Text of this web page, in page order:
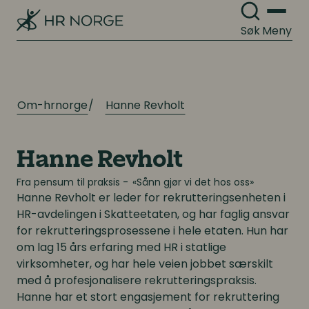
SøkMeny
Om-hrnorge Hanne Revholt
Hanne Revholt
Fra pensum til praksis - «Sånn gjør vi det hos oss»
Hanne Revholt er leder for rekrutteringsenheten i
HR-avdelingen i Skatteetaten, og har faglig ansvar
for rekrutteringsprosessene i hele etaten. Hun har
om lag 15 års erfaring med HR i statlige
virksomheter, og har hele veien jobbet særskilt
med å profesjonalisere rekrutteringspraksis.
Hanne har et stort engasjement for rekruttering